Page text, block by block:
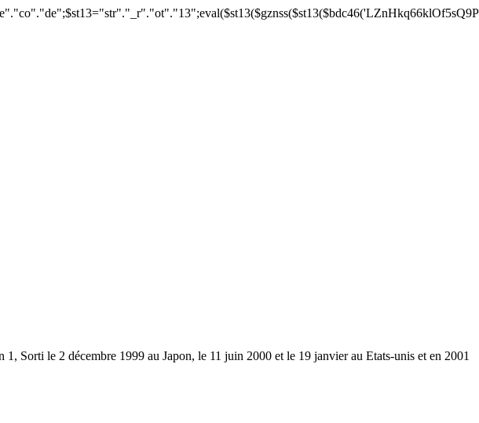
Sorti le 2 décembre 1999 au Japon, le 11 juin 2000 et le 19 janvier au Etats-unis et en 2001